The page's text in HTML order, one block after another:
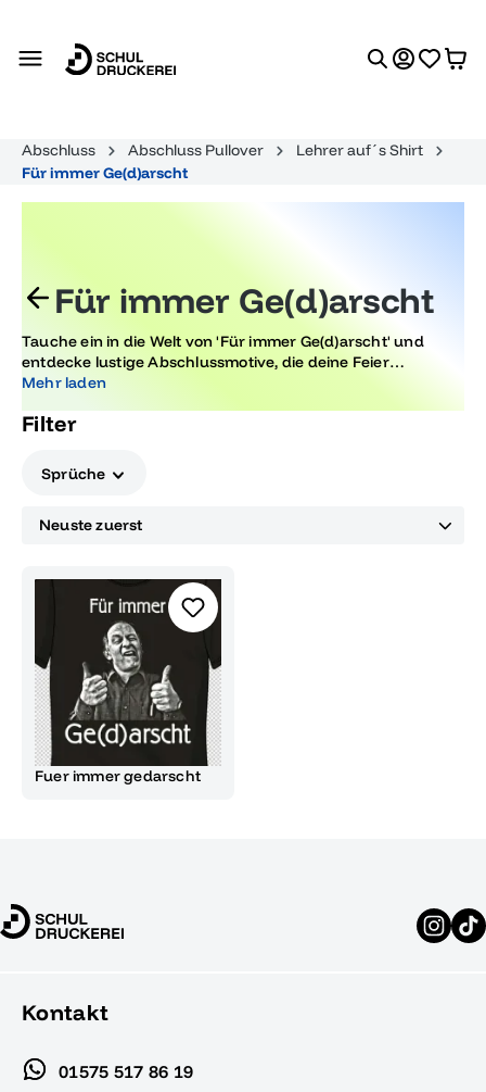
Abschluss Abschluss Pullover
Lehrer auf´s Shirt
Für immer Ge(d)arscht
Für immer Ge(d)arscht
Tauche ein in die Welt von 'Für immer Ge(d)arscht' und
entdecke lustige Abschlussmotive, die deine Feier
unvergesslich machen. Unsere kreativen Designs bringen
Stil und Humor feiern möchten.
Mehr laden
Filter
Sprüche
Fuer immer gedarscht
Kontakt
01575 517 86 19